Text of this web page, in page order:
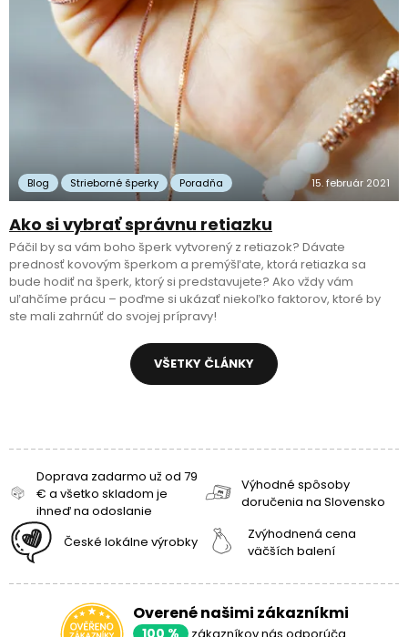
Blog Strieborné šperky Poradňa 15. február 2021
Ako si vybrať správnu retiazku
Páčil by sa vám boho šperk vytvorený z retiazok? Dávate
prednosť kovovým šperkom a premýšľate, ktorá retiazka sa
bude hodiť na šperk, ktorý si predstavujete? Ako vždy vám
uľahčíme prácu – poďme si ukázať niekoľko faktorov, ktoré by
ste mali zahrnúť do svojej prípravy!
VŠETKY ČLÁNKY
Doprava zadarmo už od 79
€ a všetko skladom je
ihneď na odoslanie
Výhodné spôsoby
doručenia na Slovensko
České lokálne výrobky
Zvýhodnená cena
väčších balení
Overené našimi zákazníkmi
100 % zákazníkov nás odporúča